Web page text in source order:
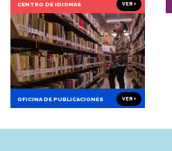
CENTRO DE IDIOMAS VER +
OFICINA DE PUBLICACIONES VER +